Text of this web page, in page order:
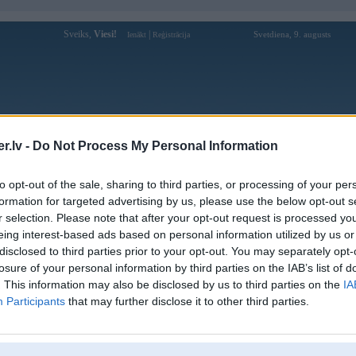
- Do Not Process My Personal Information
opt-out of the sale, sharing to third parties, or processing of your
for targeted advertising by us, please use the below opt-out
selection. Please note that after your opt-out request is processed
interest-based ads based on personal information utilized by us
to third parties prior to your opt-out. You may separately
of your personal information by third parties on the IAB’s list of
This information may also be disclosed by us to third parties on the
Participants that may further disclose it to other third parties.
Sveiks, Viesi! Ienākt Reģistrācija Svetdiena, 9. augusts
Forums Galerijas Reģistrācija Lietotāji
Lietotāja kemsis profils
Pēdējo reizi manīts: 17. Oct 2017, 18:37
Lietotājvārds:
kemsis
Ziņojumi forumā:
13
[Pēdējie ziņojumi forumā]